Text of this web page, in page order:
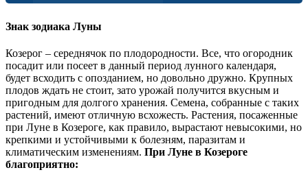
29 30 31
Знак зодиака Луны
Козерог – середнячок по плодородности. Все, что огородник
посадит или посеет в данный период лунного календаря,
будет всходить с опозданием, но довольно дружно. Крупных
плодов ждать не стоит, зато урожай получится вкусным и
пригодным для долгого хранения. Семена, собранные с таких
растений, имеют отличную всхожесть. Растения, посаженные
при Луне в Козероге, как правило, вырастают невысокими, но
крепкими и устойчивыми к болезням, паразитам и
климатическим изменениям. При Луне в Козероге
благоприятно: